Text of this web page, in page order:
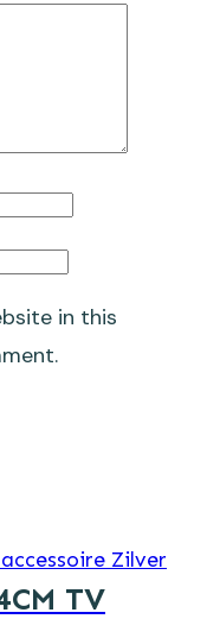
in this
TV